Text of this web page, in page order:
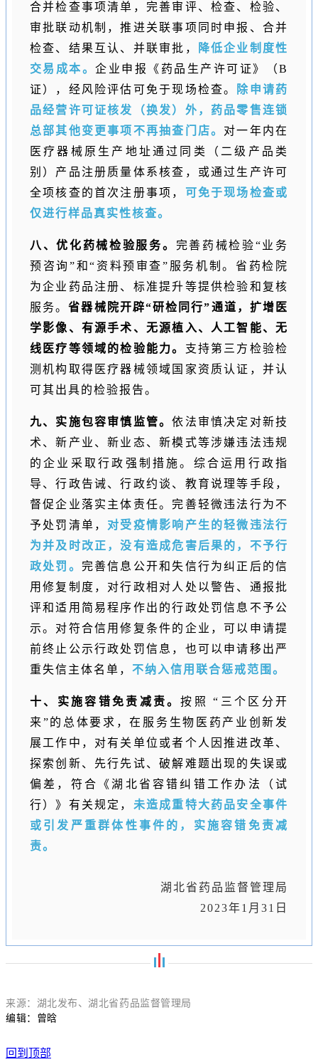
合并检查事项清单，完善审评、检查、检验、
审批联动机制，推进关联事项同时申报、合并
检查、结果互认、并联审批，
降低企业制度性
交易成本。企业申报《药品生产许可证》（B
证），经风险评估可免于现场检查。
除申请药
品经营许可证核发（换发）外，药品零售连锁
总部其他变更事项不再抽查门店。 对一年内在
医疗器械原生产地址通过同类（二级产品类
别）产品注册质量体系核查，或通过生产许可
全项核查的首次注册事项， 可免于现场检查或
仅进行样品真实性核查。
八、优化药械检验服务。 完善药械检验“业务
预咨询”和“资料预审查”服务机制。省药检院
为企业药品注册、标准提升等提供检验和复核
服务。省器械院开辟“研检同行”通道，扩增医
学影像、有源手术、无源植入、人工智能、无
线医疗等领域的检验能力。 支持第三方检验检
测机构取得医疗器械领域国家资质认证，并认
可其出具的检验报告。
九、实施包容审慎监管。依法审慎决定对新技
术、新产业、新业态、新模式等涉嫌违法违规
的企业采取行政强制措施。综合运用行政指
导、行政告诫、行政约谈、教育说理等手段，
督促企业落实主体责任。完善轻微违法行为不
予处罚清单， 对受疫情影响产生的轻微违法行
为并及时改正，没有造成危害后果的，不予行
政处罚。 完善信息公开和失信行为纠正后的信
用修复制度，对行政相对人处以警告、通报批
评和适用简易程序作出的行政处罚信息不予公
示。对符合信用修复条件的企业，可以申请提
前终止公示行政处罚信息，也可以申请移出严
重失信主体名单， 不纳入信用联合惩戒范围。
十、实施容错免责减责。按照 “三个区分开
来”的总体要求，在服务生物医药产业创新发
展工作中，对有关单位或者个人因推进改革、
探索创新、先行先试、破解难题出现的失误或
偏差，符合《湖北省容错纠错工作办法（试
行）》有关规定， 未造成重特大药品安全事件
或引发严重群体性事件的，实施容错免责减
责。
湖北省药品监督管理局
2023年1月31日
来源： 湖北发布 、 湖北省药品监督管理局
编辑：曾晗
回到顶部